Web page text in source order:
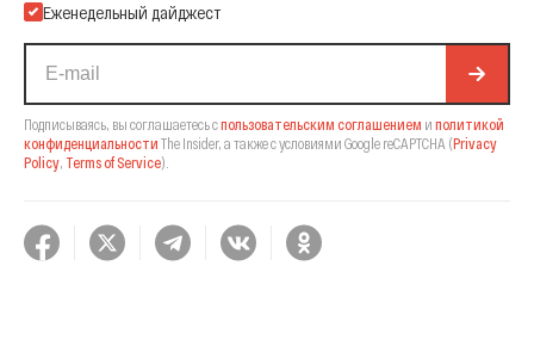
Еженедельный дайджест
Подписываясь, вы соглашаетесь спользовательским соглашением и политикой
конфиденциальности The Insider, а также с условиями Google reCAPTCHA (Privacy
Policy, Terms of Service).